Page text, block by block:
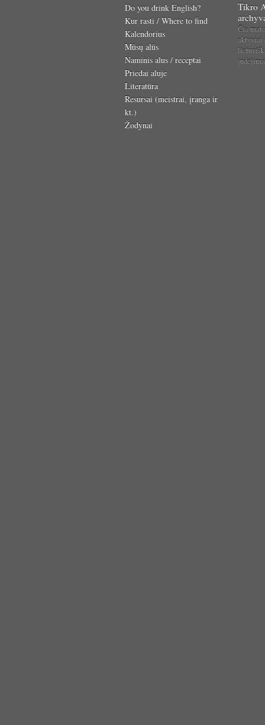
Do you drink English?
Kur rasti / Where to find
Kalendorius
Mūsų alūs
Naminis alus / receptai
Priedai aluje
Literatūra
Resursai (meistrai, įranga ir
kt.)
Žodynai
Tikro
Čia
aktyviai